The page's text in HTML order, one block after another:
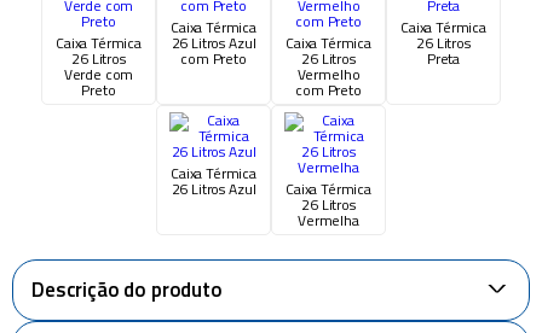
Caixa Térmica
26 Litros
Verde com
Preto
Caixa Térmica
26 Litros Azul
com Preto
Caixa Térmica
26 Litros
Vermelho
com Preto
Caixa Térmica
26 Litros
Preta
Caixa Térmica
26 Litros Azul Caixa Térmica
26 Litros
Vermelha
Descrição do produto
+